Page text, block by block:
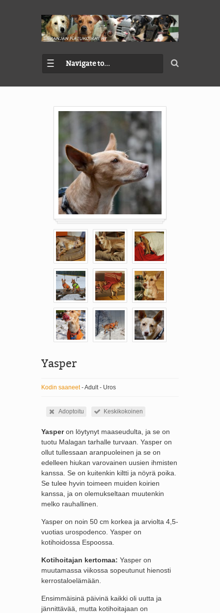
Navigate to...
Yasper
Kodin saaneet- Adult - Uros
Adoptoitu Keskikokoinen
Yasperon löytynyt maaseudulta, ja se on
tuotu Malagan tarhalle turvaan. Yasper on
ollut tullessaan aranpuoleinen ja se on
edelleen hiukan varovainen uusien ihmisten
kanssa. Se on kuitenkin kiltti ja nöyrä poika.
Se tulee hyvin toimeen muiden koirien
kanssa, ja on olemukseltaan muutenkin
melko rauhallinen.
Yasper on noin 50 cm korkea ja arviolta 4,5-
vuotias urospodenco. Yasper on
kotihoidossa Espoossa.
Kotihoitajan kertomaa: Yasper on
muutamassa viikossa sopeutunut hienosti
kerrostaloelämään.
Ensimmäisinä päivinä kaikki oli uutta ja
jännittävää, mutta kotihoitajaan on